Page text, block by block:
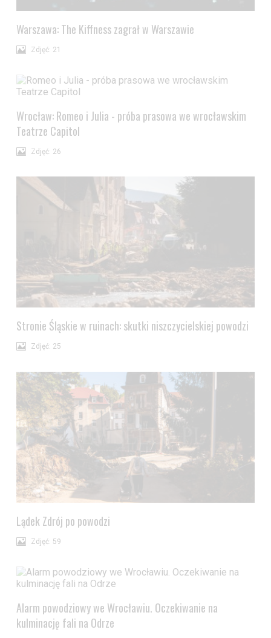
Warszawa: The Kiffness zagrał w Warszawie
Zdjęć: 21
Wrocław: Romeo i Julia - próba prasowa we wrocławskim
Teatrze Capitol
Zdjęć: 26
Stronie Śląskie w ruinach: skutki niszczycielskiej powodzi
Zdjęć: 25
Lądek Zdrój po powodzi
Zdjęć: 59
Alarm powodziowy we Wrocławiu. Oczekiwanie na
kulminację fali na Odrze